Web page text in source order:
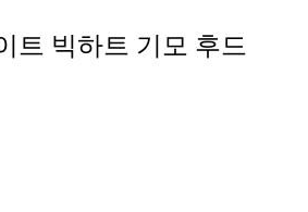
트 빅하트 기모 후드